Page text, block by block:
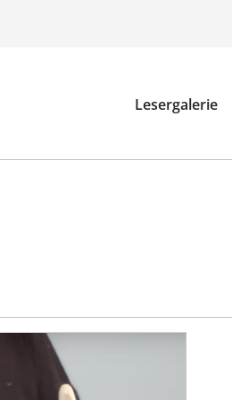
Lesergalerie